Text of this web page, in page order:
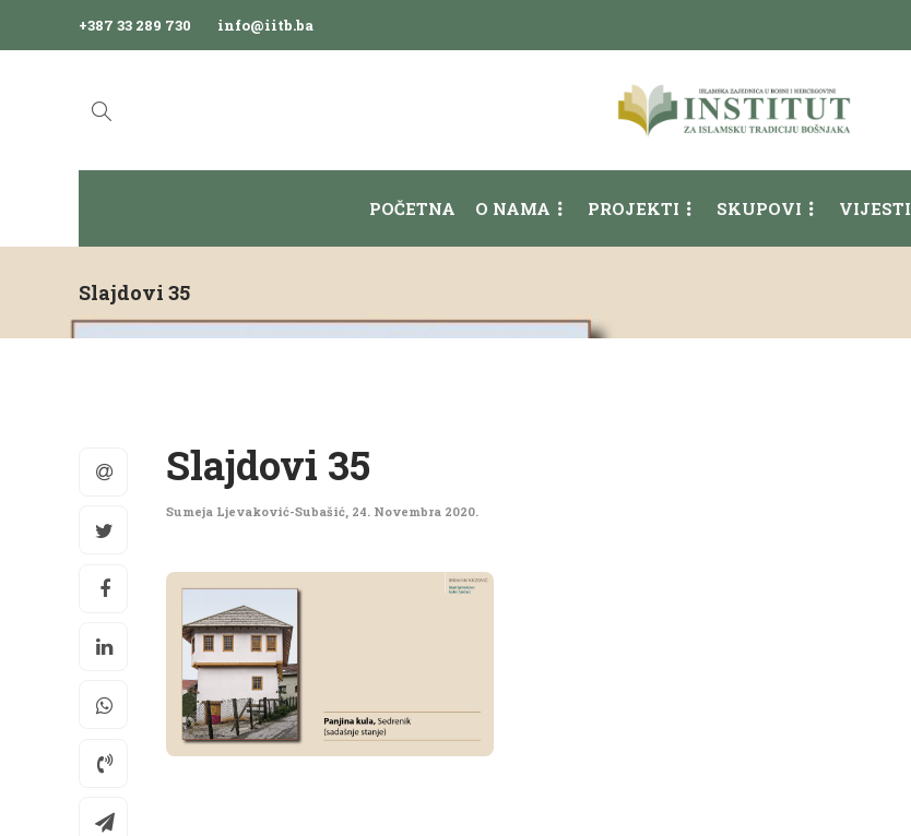
+387 33 289 730 info@iitb.ba
POČETNA O NAMA PROJEKTI SKUPOVI VIJESTI
Slajdovi 35
Slajdovi 35
Sumeja Ljevaković-Subašić, 24. Novembra 2020.